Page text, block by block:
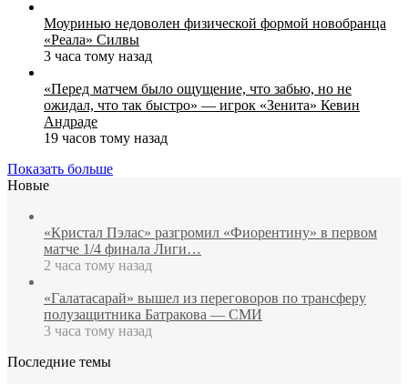
Моуринью недоволен физической формой новобранца
«Реала» Силвы
3 часа тому назад
«Перед матчем было ощущение, что забью, но не
ожидал, что так быстро» — игрок «Зенита» Кевин
Андраде
19 часов тому назад
Показать больше
Новые
«Кристал Пэлас» разгромил «Фиорентину» в первом
матче 1/4 финала Лиги…
2 часа тому назад
«Галатасарай» вышел из переговоров по трансферу
полузащитника Батракова — СМИ
3 часа тому назад
Последние темы